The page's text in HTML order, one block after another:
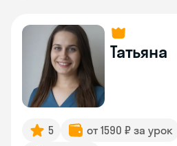
Татьяна
5 от 1590 ₽ за урок